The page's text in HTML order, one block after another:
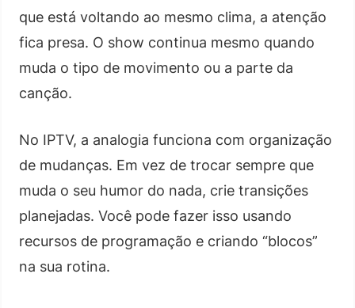
que está voltando ao mesmo clima, a atenção
fica presa. O show continua mesmo quando
muda o tipo de movimento ou a parte da
canção.
No IPTV, a analogia funciona com organização
de mudanças. Em vez de trocar sempre que
muda o seu humor do nada, crie transições
planejadas. Você pode fazer isso usando
recursos de programação e criando “blocos”
na sua rotina.